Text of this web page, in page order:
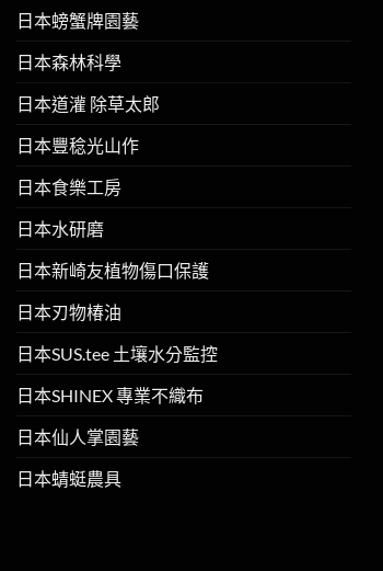
日本螃蟹牌園藝
日本森林科學
日本道灌 除草太郎
日本豐稔光山作
日本食樂工房
日本水研磨
日本新崎友植物傷口保護
日本刃物椿油
日本SUS.tee 土壤水分監控
日本SHINEX 專業不織布
日本仙人掌園藝
日本蜻蜓農具